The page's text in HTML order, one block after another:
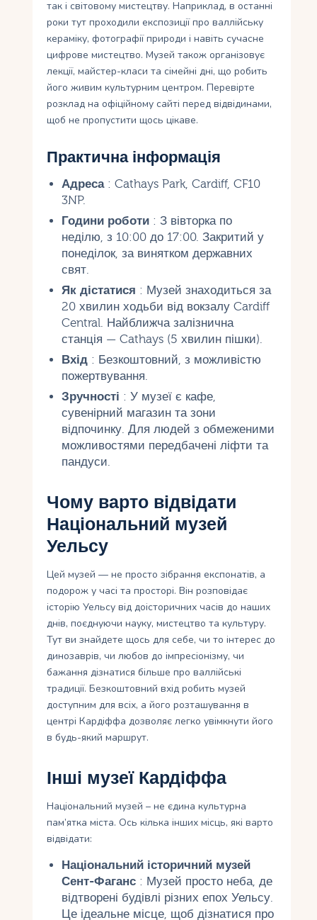
так і світовому мистецтву. Наприклад, в останні
роки тут проходили експозиції про валлійську
кераміку, фотографії природи і навіть сучасне
цифрове мистецтво. Музей також організовує
лекції, майстер-класи та сімейні дні, що робить
його живим культурним центром. Перевірте
розклад на офіційному сайті перед відвідинами,
щоб не пропустити щось цікаве.
Практична інформація
Адреса: Cathays Park, Cardiff, CF10
3NP.
Години роботи: З вівторка по
неділю, з 10:00 до 17:00. Закритий у
понеділок, за винятком державних
свят.
Як дістатися : Музей знаходиться за
20 хвилин ходьби від вокзалу Cardiff
Central. Найближча залізнична
станція — Cathays (5 хвилин пішки).
Вхід: Безкоштовний, з можливістю
пожертвування.
Зручності : У музеї є кафе,
сувенірний магазин та зони
відпочинку. Для людей з обмеженими
можливостями передбачені ліфти та
пандуси.
Чому варто відвідати
Національний музей
Уельсу
Цей музей — не просто зібрання експонатів, а
подорож у часі та просторі. Він розповідає
історію Уельсу від доісторичних часів до наших
днів, поєднуючи науку, мистецтво та культуру.
Тут ви знайдете щось для себе, чи то інтерес до
динозаврів, чи любов до імпресіонізму, чи
бажання дізнатися більше про валлійські
традиції. Безкоштовний вхід робить музей
доступним для всіх, а його розташування в
центрі Кардіффа дозволяє легко увімкнути його
в будь-який маршрут.
Інші музеї Кардіффа
Національний музей – не єдина культурна
пам’ятка міста. Ось кілька інших місць, які варто
відвідати:
Національний історичний музей
Сент-Фаганс: Музей просто неба, де
відтворені будівлі різних епох Уельсу.
Це ідеальне місце, щоб дізнатися про